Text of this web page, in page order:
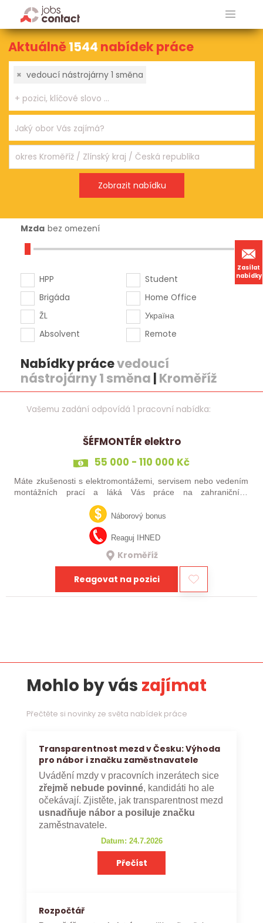
Zasílat
nabídky
Aktuálně1544 nabídek práce
× vedoucí nástrojárny 1 směna
Mzda bez omezení
HPP
Brigáda
ŽL
Absolvent
Student
Home Office
Україна
Remote
Nabídky prácevedoucí
nástrojárny 1 směna | Kroměříž
Vašemu zadání odpovídá 1 pracovní nabídka:
ŠÉFMONTÉR elektro
55 000 - 110 000 Kč
Máte zkušenosti s elektromontážemi, servisem nebo vedením
montážních prací a láká Vás práce na zahraničních
projektech? Nebo jste šikovný elektrikář či elektromontér, který
už nechce být jen „řadový…Náborový bonus
Reaguj IHNED
Kroměříž
Reagovat na pozici
Mohlo by vás zajímat
Přečtěte si novinky ze světa nabídek práce
Transparentnost mezd v Česku: Výhoda
pro nábor i značku zaměstnavatele
Uvádění mzdy v pracovních inzerátech sice
zřejmě nebude povinné, kandidáti ho ale
očekávají. Zjistěte, jak transparentnost mezd
usnadňuje nábor a posiluje značku
zaměstnavatele.
Datum: 24.7.2026
Přečíst
Rozpočtář